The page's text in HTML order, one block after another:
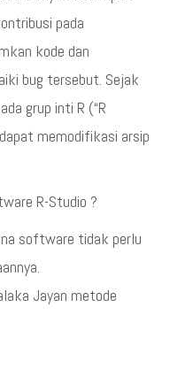
pada
kode dan
bug tersebut. Sejak
grup inti R (“R
memodifikasi arsip
R-Studio ?
software tidak perlu
Jayan metode